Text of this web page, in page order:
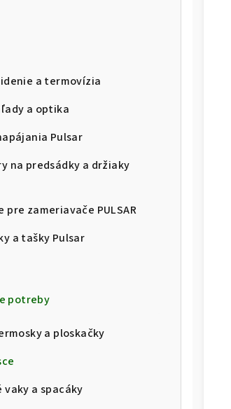
a termovízia
a optika
Pulsar
na predsádky a držiaky
pre zameriavače PULSAR
a tašky Pulsar
potreby
a ploskačky
vaky a spacáky